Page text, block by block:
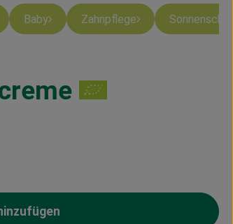
Baby Zahnpflege
Produkt zum Warenkorb hinzufügen